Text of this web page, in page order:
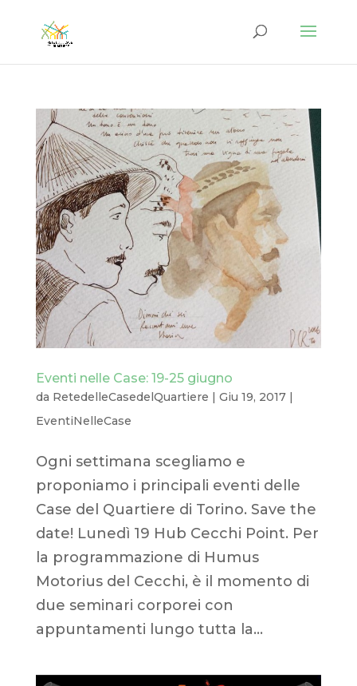
Eventi nelle Case: 19-25 giugno
da RetedelleCasedelQuartiere | Giu 19, 2017|
EventiNelleCase
Ogni settimana scegliamo e
proponiamo i principali eventi delle
Case del Quartiere di Torino. Save the
date! Lunedì 19 Hub Cecchi Point. Per
la programmazione di Humus
Motorius del Cecchi, è il momento di
due seminari corporei con
appuntamenti lungo tutta la...